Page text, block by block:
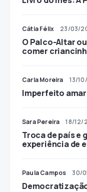
Cátia Félix 23/03/
O Palco-Altar
comer
Carla Moreira 13/
Imperfeito amar
Sara Pereira 18/12/
Troca de país e
experiência de
Paula Campos 30/